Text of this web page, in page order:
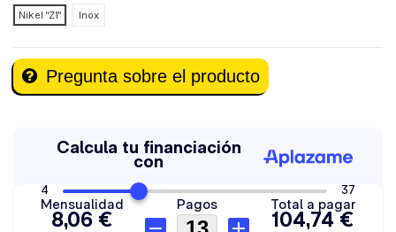
Nikel "Z1"
Inox
Pregunta sobre el producto